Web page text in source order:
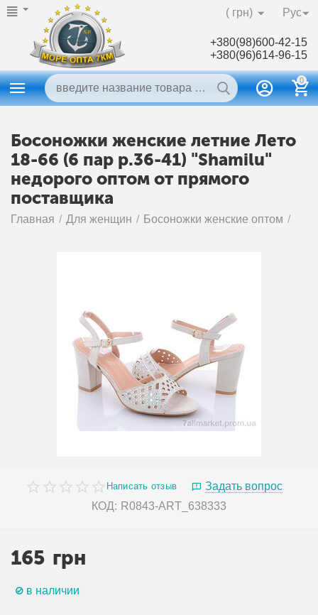
Рус
( грн)
+380(98)600-42-15
+380(96)614-96-15
0
Босоножки женские летние Лето
18-66 (6 пар р.36-41) "Shamilu"
недорого оптом от прямого
поставщика
Главная / Для женщин / Босоножки женские оптом /
Написать отзыв
Задать вопрос
КОД: R0843-ART_638333
165 грн
в наличии